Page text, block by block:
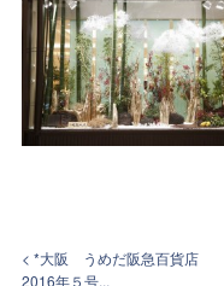
< *大阪 うめだ阪急百貨店
2016年５号...